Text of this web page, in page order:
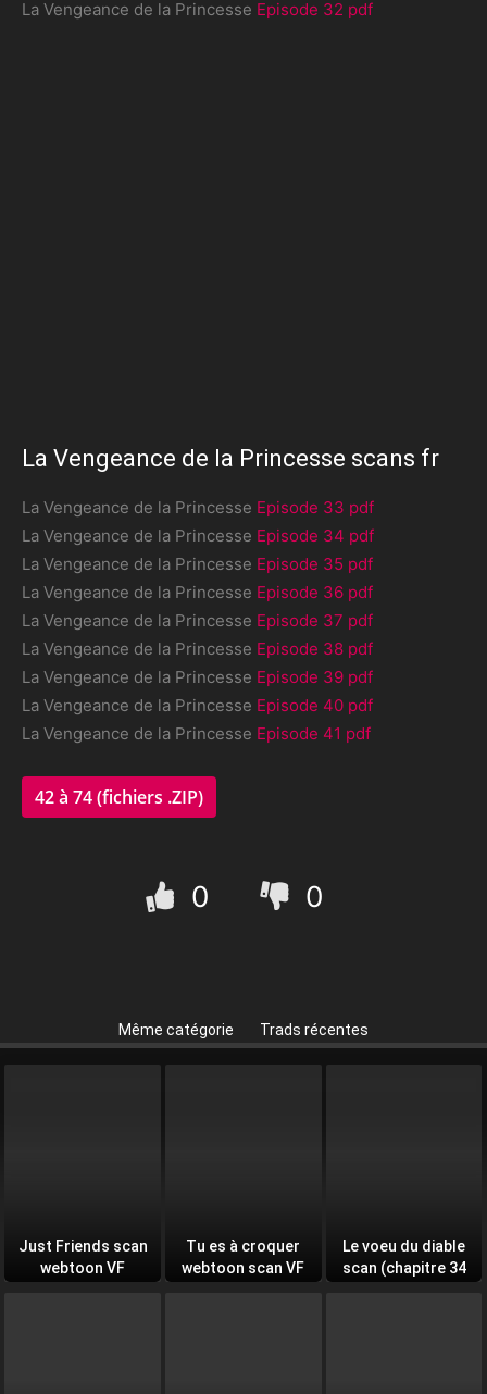
La Vengeance de la Princesse Episode 32 pdf
La Vengeance de la Princesse scans fr
La Vengeance de la Princesse Episode 33 pdf
La Vengeance de la Princesse Episode 34 pdf
La Vengeance de la Princesse Episode 35 pdf
La Vengeance de la Princesse Episode 36 pdf
La Vengeance de la Princesse Episode 37 pdf
La Vengeance de la Princesse Episode 38 pdf
La Vengeance de la Princesse Episode 39 pdf
La Vengeance de la Princesse Episode 40 pdf
La Vengeance de la Princesse Episode 41 pdf
42 à 74 (fichiers .ZIP)
0 0
Même catégorie Trads récentes
Just Friends scan
webtoon VF
Tu es à croquer
webtoon scan VF
Le voeu du diable
scan (chapitre 34